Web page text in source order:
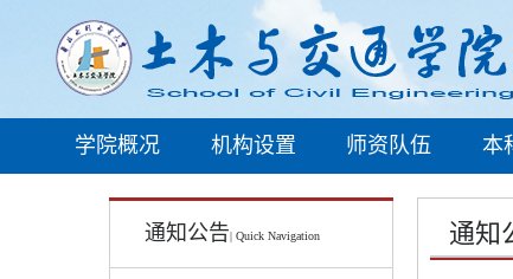
学院概况 机构设置 师资队伍 本
通知公告| Quick Navigation 通知